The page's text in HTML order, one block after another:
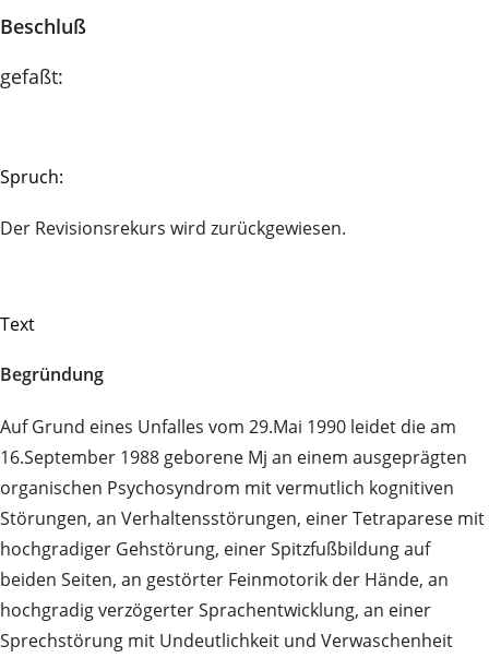
Beschluß
gefaßt:
Spruch:
Der Revisionsrekurs wird zurückgewiesen.
Text
Begründung
Auf Grund eines Unfalles vom 29.Mai 1990 leidet die am
16.September 1988 geborene Mj an einem ausgeprägten
organischen Psychosyndrom mit vermutlich kognitiven
Störungen, an Verhaltensstörungen, einer Tetraparese mit
hochgradiger Gehstörung, einer Spitzfußbildung auf
beiden Seiten, an gestörter Feinmotorik der Hände, an
hochgradig verzögerter Sprachentwicklung, an einer
Sprechstörung mit Undeutlichkeit und Verwaschenheit